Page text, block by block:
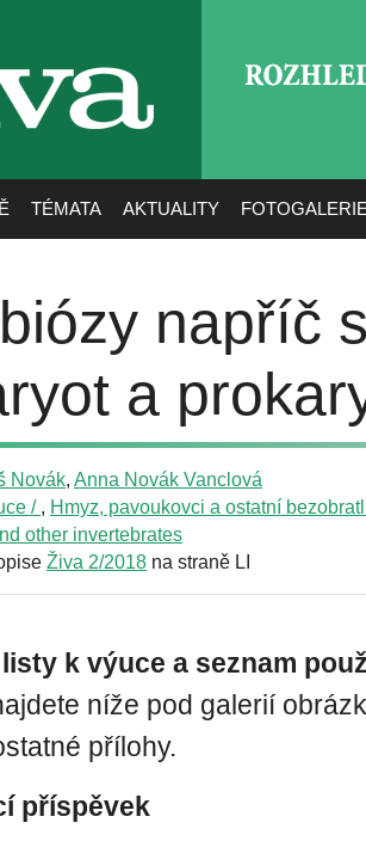
TÉMATA AKTUALITY
napříč
a
Novák, Anna Novák Vanclová
/ , Hmyz, pavoukovci a ostatní
other invertebrates
Živa 2/2018 na straně LI
k výuce a seznam
níže pod galerií
přílohy.
příspěvek